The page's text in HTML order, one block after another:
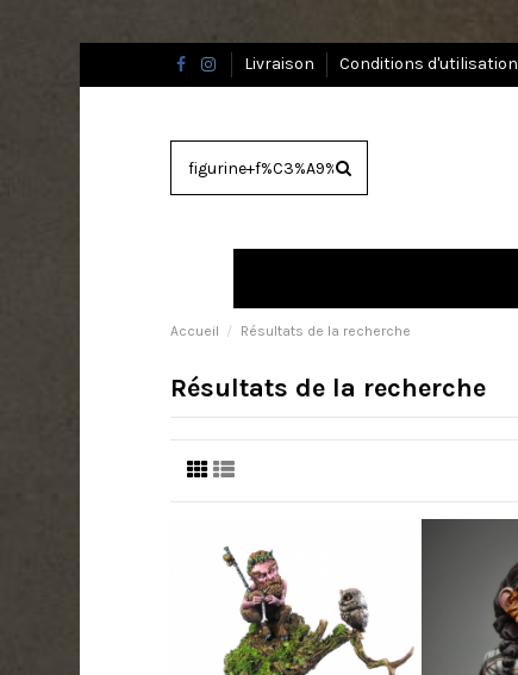
Livraison Conditions d'utilisation
Accueil Résultats de la recherche
Résultats de la recherche